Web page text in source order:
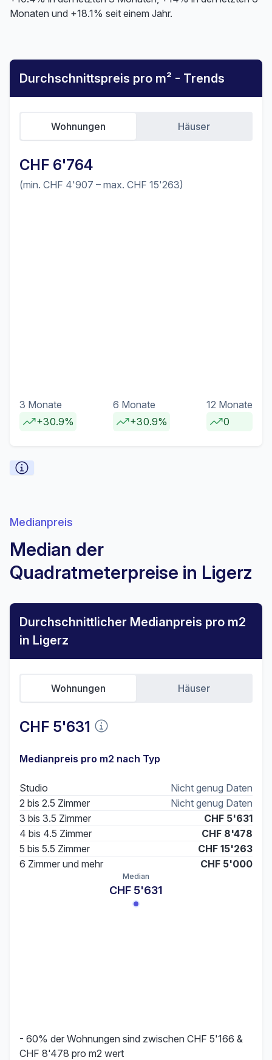
Monaten und +18.1% seit einem Jahr.
Durchschnittspreis pro m² - Trends
CHF 6'764
(min. CHF 4'907 – max. CHF 15'263)
Wohnungen Häuser
3 Monate
+30.9%
6 Monate
+30.9%
12 Monate
0
Medianpreis
Median der
Quadratmeterpreise in Ligerz
Durchschnittlicher Medianpreis pro m2
in Ligerz
CHF 5'631
Wohnungen Häuser
Medianpreis pro m2 nach Typ
Studio
Nicht genug Daten
2 bis 2.5 Zimmer
Nicht genug Daten
3 bis 3.5 Zimmer
CHF 5'631
4 bis 4.5 Zimmer
CHF 8'478
5 bis 5.5 Zimmer
CHF 15'263
6 Zimmer und mehr
CHF 5'000
Median
CHF 5'631
- 60% der Wohnungen sind zwischen CHF 5'166 &
CHF 8'478 pro m2 wert